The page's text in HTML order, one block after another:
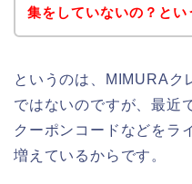
集をしていないの？とい
というのは、MIMURAク
ではないのですが、最近
クーポンコードなどをラ
増えているからです。